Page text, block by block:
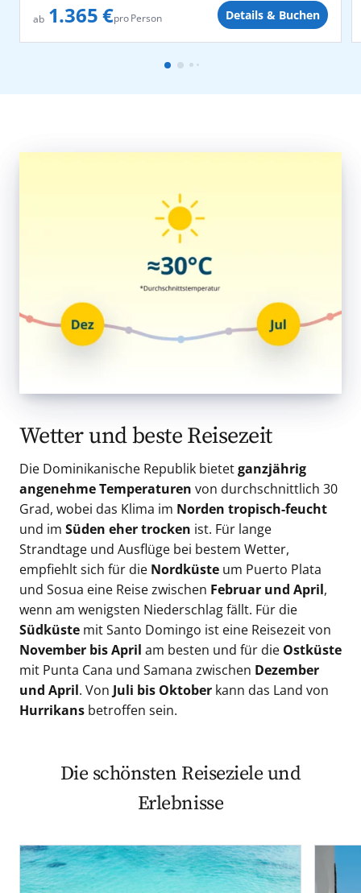
ab 1.365 €pro Person Details & Buchen
Wetter und beste Reisezeit
Die Dominikanische Republik bietetganzjährig
angenehme Temperaturen von durchschnittlich 30
Grad, wobei das Klima im Norden tropisch-feucht
und im Süden eher trocken ist. Für lange
Strandtage und Ausflüge bei bestem Wetter,
empfiehlt sich für die Nordküsteum Puerto Plata
und Sosua eine Reise zwischen Februar und April,
wenn am wenigsten Niederschlag fällt. Für die
Südküstemit Santo Domingo ist eine Reisezeit von
November bis April am besten und für die Ostküste
mit Punta Cana und Samana zwischen Dezember
und April. Von Juli bis Oktoberkann das Land von
Hurrikansbetroffen sein.
Die schönsten Reiseziele und
Erlebnisse